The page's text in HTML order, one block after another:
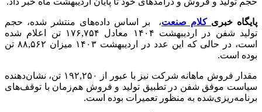
پایگاه خبری کلام صنعت، بر اساس داده‌های منتشر شده، حجم
تولید شفن در اردیبهشت ۱۴۰۴ معادل ۱۷۶,۷۵۴ تن اعلام شده
است، در حالی که این عدد در اردیبهشت ۱۴۰۳ میزان ۸۸,۵۶۲ تن
بوده است.
مقدار فروش ماهانه شرکت نیز با عبور از ۱۹۲,۲۵۰ تن، نشان‌دهنده
سیاست موفق شفن در تطبیق تولید و فروش هم‌زمان با توقف‌های
برنامه‌ریزی‌شده به منظور تعمیرات بوده است.